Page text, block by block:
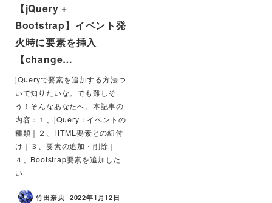
【jQuery +
Bootstrap】イベント発
火時に要素を挿入
【change…
jQueryで要素を追加する方法つ
いて知りたいな。でも難しそ
う！そんなあなたへ。本記事の
内容：１、jQuery：イベントの
種類｜２、HTML要素との紐付
け｜３、要素の追加・削除｜
４、Bootstrap要素を追加した
い
竹田奈央 2022年1月12日